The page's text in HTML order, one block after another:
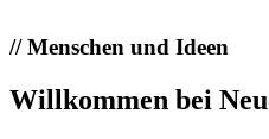
//Menschen und Ideen
Willkommen bei